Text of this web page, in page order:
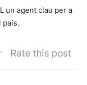
un agent clau per a
país.
Rate this post